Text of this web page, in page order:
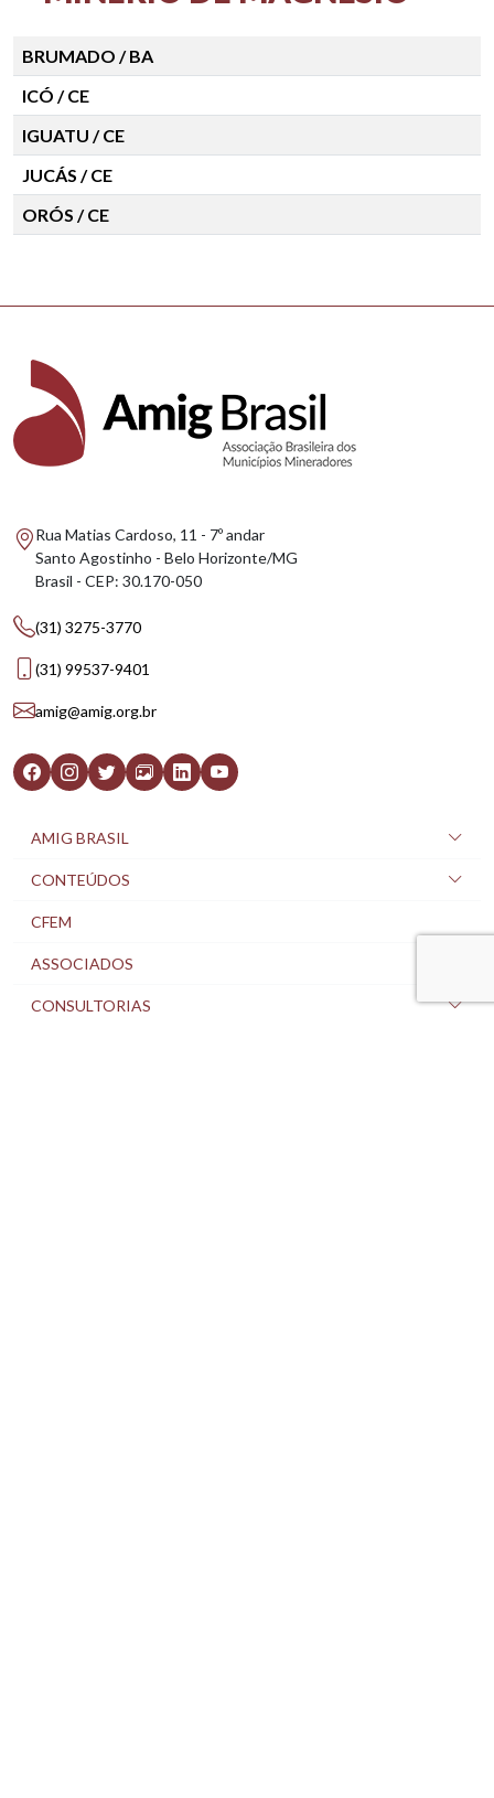
BRUMADO / BA
ICÓ / CE
IGUATU / CE
JUCÁS / CE
ORÓS / CE
Rua Matias Cardoso, 11 - 7º andar
Santo Agostinho - Belo Horizonte/MG
Brasil - CEP: 30.170-050
(31) 3275-3770
(31) 99537-9401
amig@amig.org.br
AMIG BRASIL
CONTEÚDOS
CFEM
ASSOCIADOS
CONSULTORIAS